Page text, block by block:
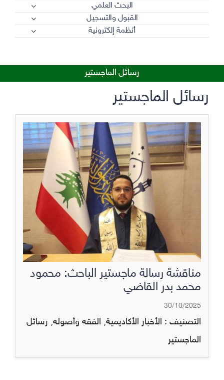
البحث العلمي
القبول والتسجيل
أنظمة إلكترونية
رسائل الماجستير
رسائل الماجستير
مناقشة رسالة ماجستير الباحث: محمود
محمد بدر القاضي
30/10/2025
التصنيف : الأخبار الأكاديمية, الفقه وأصوله, رسائل
الماجستير